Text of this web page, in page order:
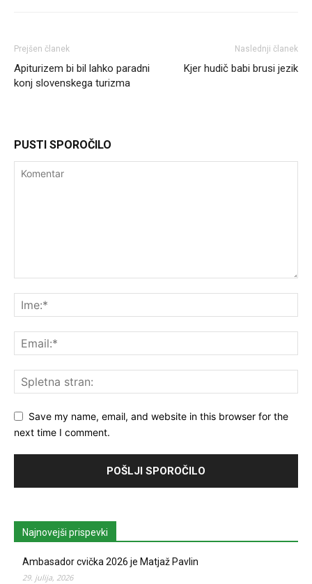
Prejšen članek
Apiturizem bi bil lahko paradni
konj slovenskega turizma
Naslednji članek
Kjer hudič babi brusi jezik
PUSTI SPOROČILO
Save my name, email, and website in this browser for the
next time I comment.
Najnovejši prispevki
Ambasador cvička 2026 je Matjaž Pavlin
29. julija, 2026